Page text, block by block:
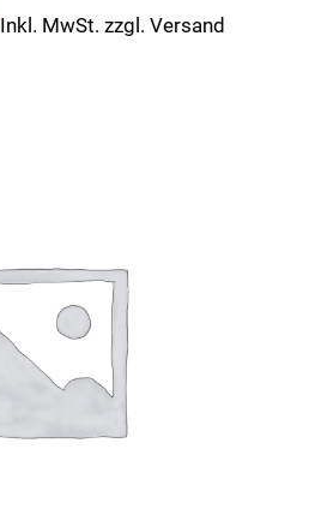
Inkl. MwSt. zzgl. Versand